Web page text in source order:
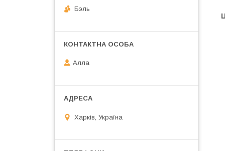
Бэль
Алла
Харків, Україна